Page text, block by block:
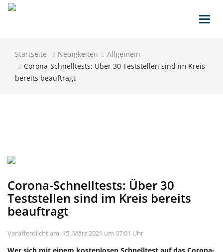
Startseite Neuigkeiten
Allgemein
Corona-Schnelltests: Über 30 Teststellen sind im Kreis
bereits beauftragt
Corona-Schnelltests: Über 30
Teststellen sind im Kreis bereits
beauftragt
Veröffentlicht am: 15. März 2021 um 07:01 Uhr